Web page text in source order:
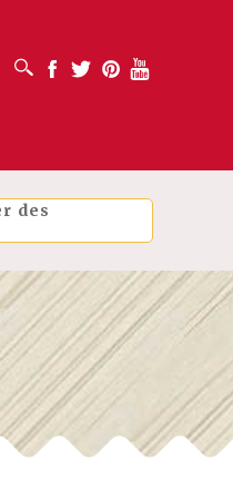
OUVRIR LA BOÎTE DE RECHERCHE
Facebook
Twitter PinterestYoutube
des